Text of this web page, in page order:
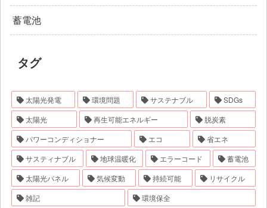
蓄電池
タグ
太陽光発電 環境問題 サステナブル
SDGs
太陽光
再生可能エネルギー
脱炭素
パワーコンディショナー
エコ
省エネ
サスティナブル
地球温暖化 エラーコード
蓄電池
太陽光パネル
気候変動 持続可能
リサイクル
雑記
環境保全